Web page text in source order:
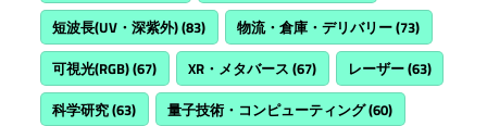
短波長(UV・深紫外)(83) 物流・倉庫・デリバリー(73)
可視光(RGB)(67) XR・メタバース (67) レーザー(63)
科学研究(63) 量子技術・コンピューティング(60)